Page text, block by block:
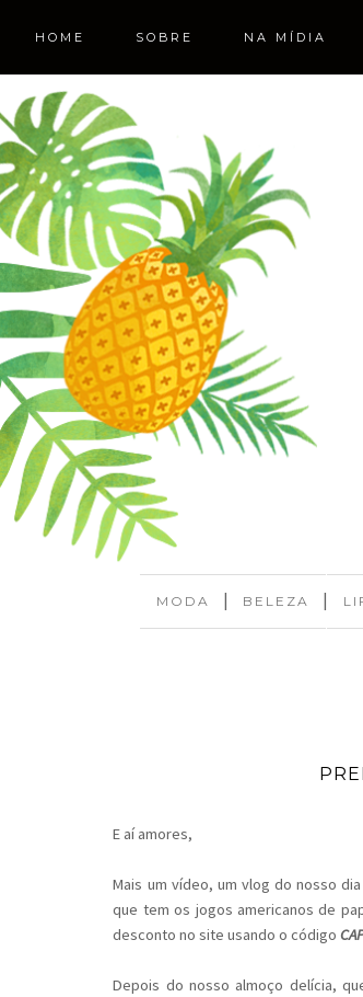
MODA | BELEZA |
HOME SOBRE NA MÍDIA
E aí amores,
Mais um vídeo, um vlog do nosso
que tem os jogos americanos de
desconto no site usando o código
Depois do nosso almoço delícia,